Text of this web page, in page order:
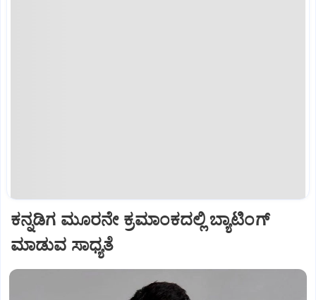
ಕನ್ನಡಿಗ ಮೂರನೇ ಕ್ರಮಾಂಕದಲ್ಲಿ ಬ್ಯಾಟಿಂಗ್
ಮಾಡುವ ಸಾಧ್ಯತೆ